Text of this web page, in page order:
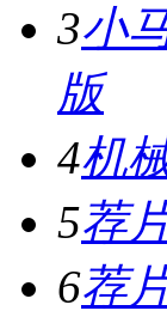
3小
版
4机
5荐
6荐